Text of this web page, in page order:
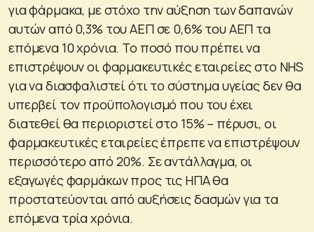
για φάρμακα, με στόχο την αύξηση των δαπανών
αυτών από 0,3% του ΑΕΠ σε 0,6% του ΑΕΠ τα
επόμενα 10 χρόνια. Το ποσό που πρέπει να
επιστρέψουν οι φαρμακευτικές εταιρείες στο NHS
για να διασφαλιστεί ότι το σύστημα υγείας δεν θα
υπερβεί τον προϋπολογισμό που του έχει
διατεθεί θα περιοριστεί στο 15% – πέρυσι, οι
φαρμακευτικές εταιρείες έπρεπε να επιστρέψουν
περισσότερο από 20%. Σε αντάλλαγμα, οι
εξαγωγές φαρμάκων προς τις ΗΠΑ θα
προστατεύονται από αυξήσεις δασμών για τα
επόμενα τρία χρόνια.